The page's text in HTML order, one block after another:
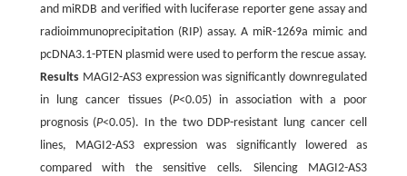
and miRDB and verified with luciferase reporter gene assay and
radioimmunoprecipitation (RIP) assay. A miR-1269a mimic and
pcDNA3.1-PTEN plasmid were used to perform the rescue assay.
ResultsMAGI2-AS3 expression was significantly downregulated
in lung cancer tissues (P<0.05) in association with a poor
prognosis (P<0.05). In the two DDP-resistant lung cancer cell
lines, MAGI2-AS3 expression was significantly lowered as
compared with the sensitive cells. Silencing MAGI2-AS3